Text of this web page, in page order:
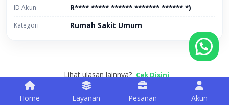
ID Akun R**** ***** ****** ******* ****** *)
Kategori Rumah Sakit Umum
Lihat ulasan lainnya? Cek Disini
Home Layanan Pesanan Akun